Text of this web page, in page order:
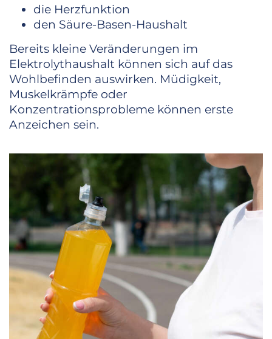
die Herzfunktion
den Säure-Basen-Haushalt
Bereits kleine Veränderungen im
Elektrolythaushalt können sich auf das
Wohlbefinden auswirken. Müdigkeit,
Muskelkrämpfe oder
Konzentrationsprobleme können erste
Anzeichen sein.